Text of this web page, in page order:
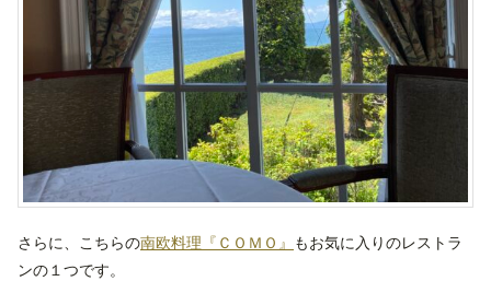
さらに、こちらの南欧料理『ＣＯＭＯ』
もお気に入りのレストラ
ンの１つです。